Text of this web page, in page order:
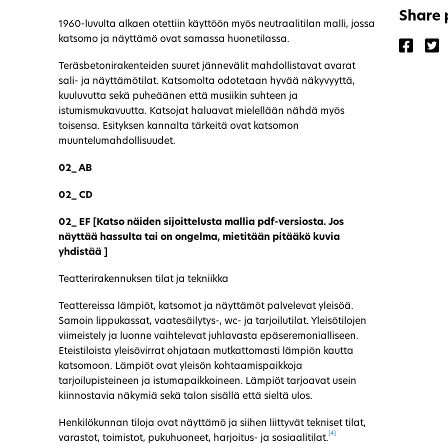
1960-luvulta alkaen otettiin käyttöön myös neutraalitilan malli, jossa
katsomo ja näyttämö ovat samassa huonetilassa.
Teräsbetonirakenteiden suuret jännevälit mahdollistavat avarat
sali- ja näyttämötilat. Katsomolta odotetaan hyvää näkyvyyttä,
kuuluvutta sekä puheäänen että musiikin suhteen ja
istumismukavuutta. Katsojat haluavat mielellään nähdä myös
toisensa. Esityksen kannalta tärkeitä ovat katsomon
muuntelumahdollisuudet.
02_ AB
02_ CD
02_ EF [Katso näiden sijoittelusta mallia pdf-versiosta. Jos
näyttää hassulta tai on ongelma, mietitään pitääkö kuvia
yhdistää ]
Teatterirakennuksen tilat ja tekniikka
Teattereissa lämpiöt, katsomot ja näyttämöt palvelevat yleisöä.
Samoin lippukassat, vaatesäilytys-, wc- ja tarjoilutilat. Yleisötilojen
viimeistely ja luonne vaihtelevat juhlavasta epäseremonialliseen.
Eteistiloista yleisövirrat ohjataan mutkattomasti lämpiön kautta
katsomoon. Lämpiöt ovat yleisön kohtaamispaikkoja
tarjoilupisteineen ja istumapaikkoineen. Lämpiöt tarjoavat usein
kiinnostavia näkymiä sekä talon sisällä että sieltä ulos.
Henkilökunnan tiloja ovat näyttämö ja siihen liittyvät tekniset tilat,
varastot, toimistot, pukuhuoneet, harjoitus- ja sosiaalitilat.
[4]
Share
Share